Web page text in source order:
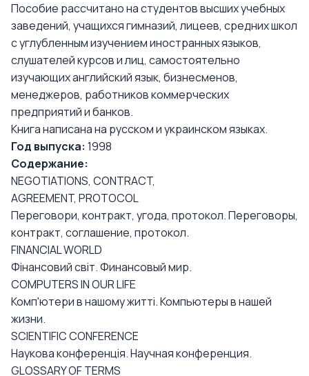
Пособие рассчитано на студентов высших учебных
заведений, учащихся гимназий, лицеев, средних школ
с углубленным изучением иностранных языков,
слушателей курсов и лиц, самостоятельно
изучающих английский язык, бизнесменов,
менеджеров, работников коммерческих
предприятий и банков.
Книга написана на русском и украинском языках.
Год выпуска: 1998
Содержание:
NEGOTIATIONS, CONTRACT,
AGREEMENT, PROTOCOL
Переговори, контракт, угода, протокол. Переговоры,
контракт, соглашение, протокол.
FINANCIAL WORLD
Фінансовий світ. Финансовый мир.
COMPUTERS IN OUR LIFE
Комп'ютери в нашому житті. Компьютеры в нашей
жизни.
SCIENTIFIC CONFERENCE
Наукова конференція. Научная конференция.
GLOSSARY OF TERMS